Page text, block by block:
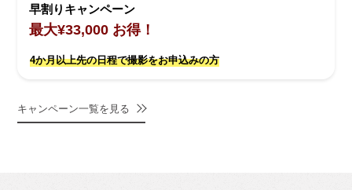
早割りキャンペーン
最大¥33,000 お得！
4か月以上先の日程で撮影をお申込みの方
キャンペーン一覧を見る